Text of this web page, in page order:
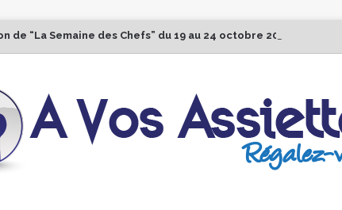
de “La Semaine des Chefs” du 19 au 24 octobre 2026